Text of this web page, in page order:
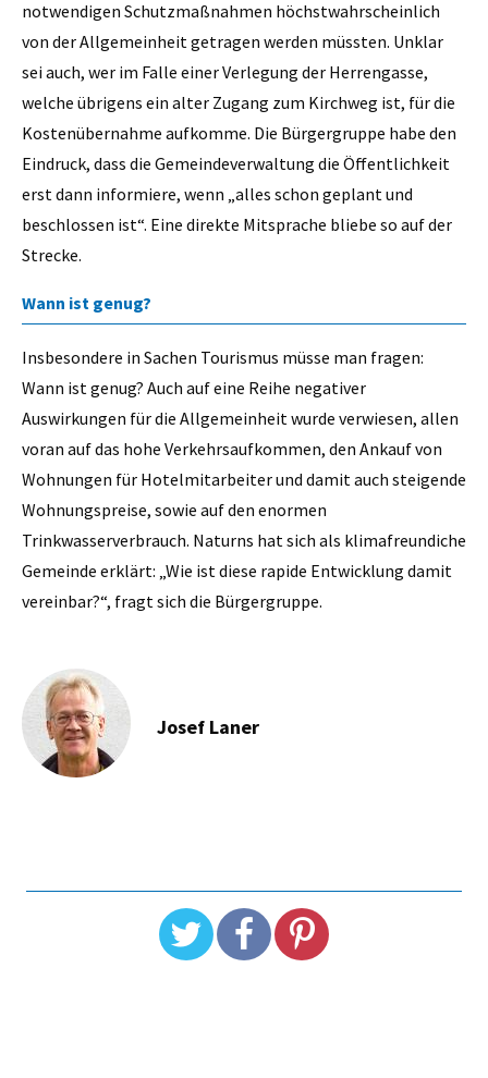
notwendigen Schutzmaßnahmen höchstwahrscheinlich
von der Allgemeinheit getragen werden müssten. Unklar
sei auch, wer im Falle einer Verlegung der Herrengasse,
welche übrigens ein alter Zugang zum Kirchweg ist, für die
Kostenübernahme aufkomme. Die Bürgergruppe habe den
Eindruck, dass die Gemeindeverwaltung die Öffentlichkeit
erst dann informiere, wenn „alles schon geplant und
beschlossen ist“. Eine direkte Mitsprache bliebe so auf der
Strecke.
Wann ist genug?
Insbesondere in Sachen Tourismus müsse man fragen:
Wann ist genug? Auch auf eine Reihe negativer
Auswirkungen für die Allgemeinheit wurde verwiesen, allen
voran auf das hohe Verkehrsaufkommen, den Ankauf von
Wohnungen für Hotelmitarbeiter und damit auch steigende
Wohnungspreise, sowie auf den enormen
Trinkwasserverbrauch. Naturns hat sich als klimafreundiche
Gemeinde erklärt: „Wie ist diese rapide Entwicklung damit
vereinbar?“, fragt sich die Bürgergruppe.
Josef Laner